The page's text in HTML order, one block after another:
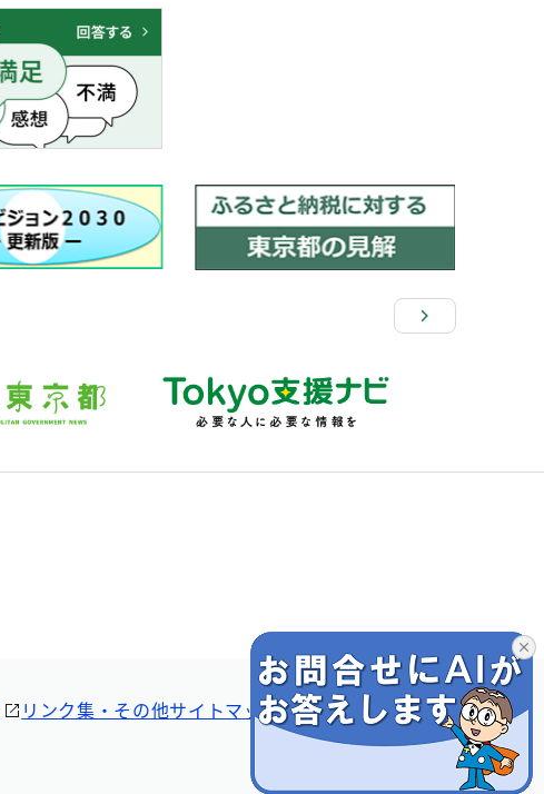
リンク集・その他サイトマップ